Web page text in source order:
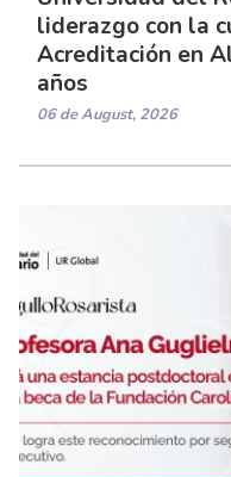
liderazgo con la
Acreditación en
años
06 de August, 2026